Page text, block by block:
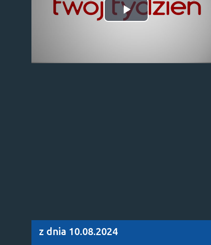
Odtwórz
z dnia 10.08.2024